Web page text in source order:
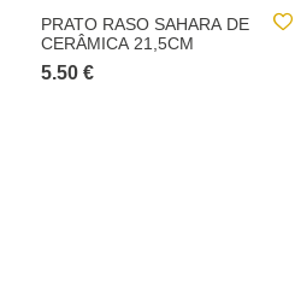
PRATO RASO SAHARA DE
CERÂMICA 21,5CM
5.50 €